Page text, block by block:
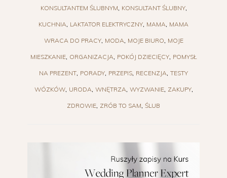
KONSULTANTEM ŚLUBNYM KONSULTANT ŚLUBNY
KUCHNIA LAKTATOR ELEKTRYCZNY MAMA MAMA
WRACA DO PRACY MODA MOJE BIURO MOJE
MIESZKANIE ORGANIZACJA POKÓJ DZIECIĘCY POMYSŁ
NA PREZENT PORADY PRZEPIS RECENZJA TESTY
WÓZKÓW URODA WNĘTRZA WYZWANIE ZAKUPY
ZDROWIE ZRÓB TO SAM ŚLUB